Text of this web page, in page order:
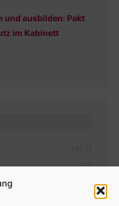
und ausbilden: Pakt
im Kabinett
(27)